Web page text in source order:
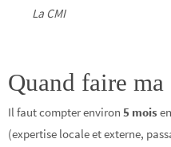
La CMI
Quand faire ma
Il faut compter environ 5 mois
(expertise locale et externe,